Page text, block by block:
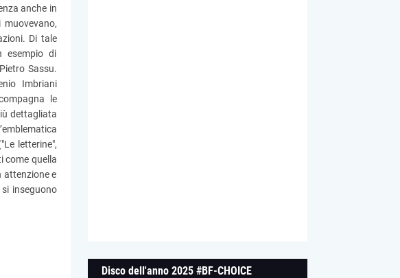
anche in
Di tale
esempio di
Sassu.
Imbriani
le
dettagliata
letterine",
come quella
attenzione e
inseguono
Disco dell'anno 2025 #BF-CHOICE